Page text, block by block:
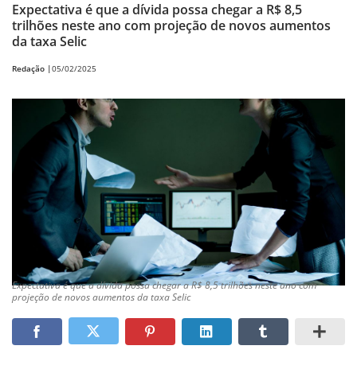
Expectativa é que a dívida possa chegar a R$ 8,5
trilhões neste ano com projeção de novos aumentos
da taxa Selic
Redação |05/02/2025
Expectativa é que a dívida possa chegar a R$ 8,5 trilhões neste ano com
projeção de novos aumentos da taxa Selic